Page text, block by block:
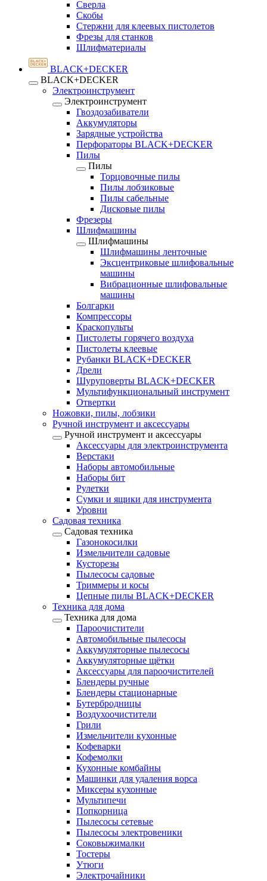
Сверла
Скобы
Стержни для клеевых пистолетов
Фрезы для станков
Шлифматериалы
BLACK+DECKER
BLACK+DECKER
Электроинструмент
Электроинструмент
Гвоздозабиватели
Аккумуляторы
Зарядные устройства
Перфораторы BLACK+DECKER
Пилы
Пилы
Торцовочные пилы
Пилы лобзиковые
Пилы сабельные
Дисковые пилы
Фрезеры
Шлифмашины
Шлифмашины
Шлифмашины ленточные
Эксцентриковые шлифовальные
машины
Вибрационные шлифовальные
машины
Болгарки
Компрессоры
Краскопульты
Пистолеты горячего воздуха
Пистолеты клеевые
Рубанки BLACK+DECKER
Дрели
Шуруповерты BLACK+DECKER
Мультифункциональный инструмент
Отвертки
Ножовки, пилы, лобзики
Ручной инструмент и аксессуары
Ручной инструмент и аксессуары
Аксессуары для электроинструмента
Верстаки
Наборы автомобильные
Наборы бит
Рулетки
Сумки и ящики для инструмента
Уровни
Садовая техника
Садовая техника
Газонокосилки
Измельчители садовые
Кусторезы
Пылесосы садовые
Триммеры и косы
Цепные пилы BLACK+DECKER
Техника для дома
Техника для дома
Пароочистители
Автомобильные пылесосы
Аккумуляторные пылесосы
Аккумуляторные щётки
Аксессуары для пароочистителей
Блендеры ручные
Блендеры стационарные
Бутербродницы
Воздухоочистители
Грили
Измельчители кухонные
Кофеварки
Кофемолки
Кухонные комбайны
Машинки для удаления ворса
Миксеры кухонные
Мультипечи
Попкорница
Пылесосы сетевые
Пылесосы электровеники
Соковыжималки
Тостеры
Утюги
Электрочайники